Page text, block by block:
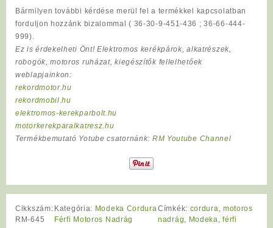
Bármilyen további kérdése merül fel a termékkel kapcsolatban
forduljon hozzánk bizalommal ( 36-30-9-451-436 ; 36-66-444-
999).
Ez is érdekelheti Önt! Elektromos kerékpárok, alkatrészek,
robogók, motoros ruházat, kiegészítők fellelhetőek
weblapjainkon:
rekordmotor.hu
rekordmobil.hu
elektromos-kerekparbolt.hu
motorkerekparalkatresz.hu
Termékbemutató Yotube csatornánk: RM Youtube Channel
Cikkszám:
RM-645
Kategória: Modeka Cordura
Férfi Motoros Nadrág
Címkék: cordura, motoros
nadrág, Modeka,férfi